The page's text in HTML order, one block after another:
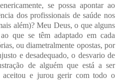
se possa apontar ao
dos profissionais de saúde nos
além)? Meu Deus, o que alguns
que se têm adaptado em cada
ou diametralmente opostas, por
e desadequado, o desvario de
de alguém que está a ser
aceitou e jurou gerir com todo o